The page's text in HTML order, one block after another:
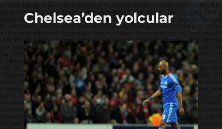
Chelsea’den yolcular